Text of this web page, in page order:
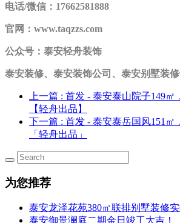
电话/微信：17662581888
官网：www.taqzzs.com
公众号：泰安轻舟装饰
泰安装修、泰安装饰公司、泰安别墅装
上一篇 : 首发 - 泰安泰山院子149㎡
【轻舟出品】
下一篇 : 首发 - 泰安泰岳国风151㎡
「轻舟出品」
为您推荐
泰安龙泽花苑380㎡联排别墅装修
泰安御景澜庭二期金日竣工大吉！